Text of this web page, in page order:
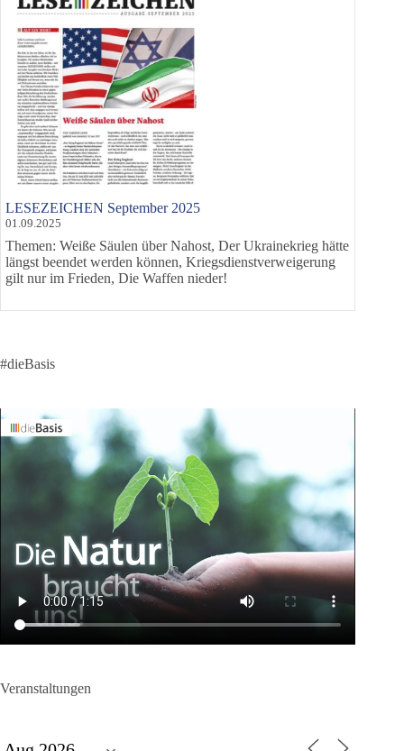
LESEZEICHEN September 2025
01.09.2025
Themen: Weiße Säulen über Nahost, Der Ukrainekrieg hätte
längst beendet werden können, Kriegsdienstverweigerung
gilt nur im Frieden, Die Waffen nieder!
#dieBasis
Veranstaltungen